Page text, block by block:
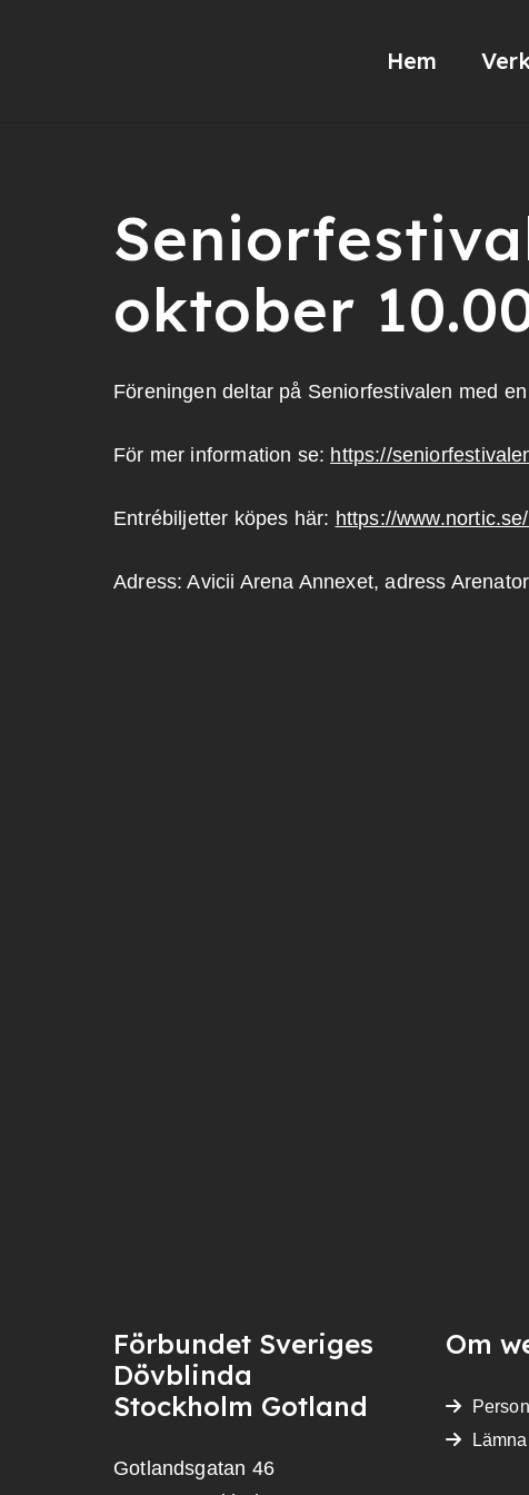
Hem
oktober
Föreningen deltar på Seniorfestivalen med
För mer information se: https://
Entrébiljetter köpes här: https://
Adress: Avicii Arena Annexet, adress
Förbundet Sveriges
Dövblinda
Stockholm Gotland
Gotlandsgatan 46
Om